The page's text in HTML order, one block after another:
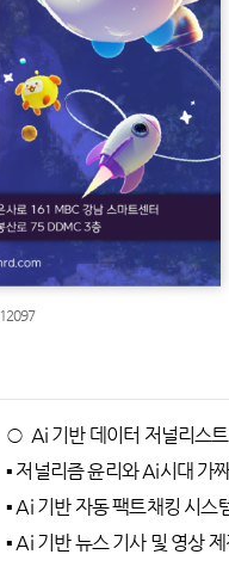
12097
○ Ai 기반 데이터 저널리스
▪️ 저널리즘 윤리와 Ai시대 가
▪️ Ai 기반 자동 팩트채킹 시스
▪️ Ai 기반 뉴스 기사 및 영상